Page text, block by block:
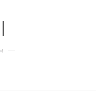
—